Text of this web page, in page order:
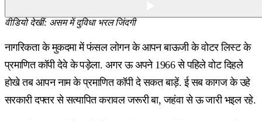
वीडियो देखीं: असम में दुविधा भरल जिंदगी
नागरिकता के मुकदमा में फंसल लोगन के आपन बाऊजी के वोटर लिस्ट के
प्रमाणित कॉपी देवे के पड़ेला. अगर ऊ अपने 1966 से पहिले वोट दिहले
होखे तब आपन नाम के प्रमाणित कॉपी दे सकत बाड़ें. ई सब कागज के उहे
सरकारी दफ्तर से सत्यापित करावल जरूरी बा, जहंवा से ऊ जारी भइल रहे.